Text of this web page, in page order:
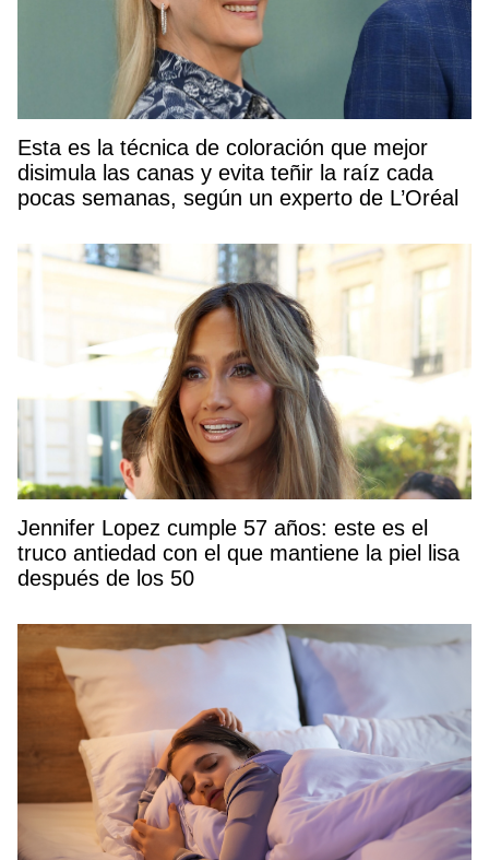
Esta es la técnica de coloración que mejor
disimula las canas y evita teñir la raíz cada
pocas semanas, según un experto de L’Oréal
Jennifer Lopez cumple 57 años: este es el
truco antiedad con el que mantiene la piel lisa
después de los 50